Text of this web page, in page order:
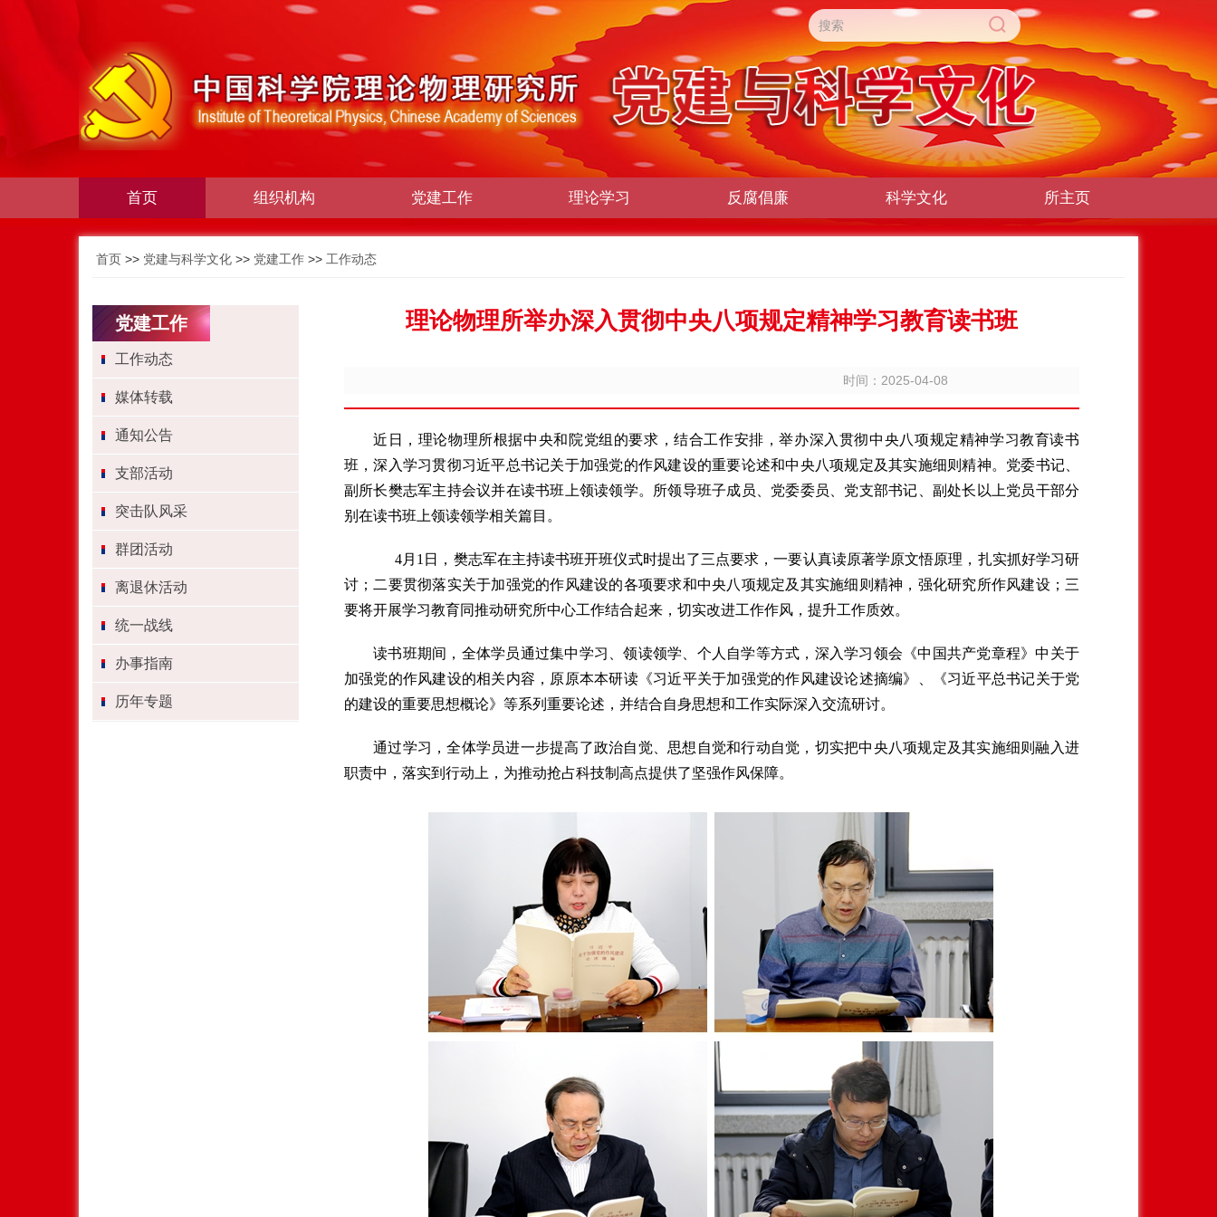
首页 组织机构 党建工作 理论学习 反腐倡廉 科学文化 所主页
首页 >> 党建与科学文化 >> 党建工作 >> 工作动态
党建工作
工作动态
媒体转载
通知公告
支部活动
突击队风采
群团活动
离退休活动
统一战线
办事指南
历年专题
理论物理所举办深入贯彻中央八项规定精神学习教育读书班
时间：2025-04-08
近日，理论物理所根据中央和院党组的要求，结合工作安排，举办深入贯彻中央八项规定精神学习教育读书
班，深入学习贯彻习近平总书记关于加强党的作风建设的重要论述和中央八项规定及其实施细则精神。党委书记、
副所长樊志军主持会议并在读书班上领读领学。所领导班子成员、党委委员、党支部书记、副处长以上党员干部分
别在读书班上领读领学相关篇目。
4月1日，樊志军在主持读书班开班仪式时提出了三点要求，一要认真读原著学原文悟原理，扎实抓好学习研
讨；二要贯彻落实关于加强党的作风建设的各项要求和中央八项规定及其实施细则精神，强化研究所作风建设；三
要将开展学习教育同推动研究所中心工作结合起来，切实改进工作作风，提升工作质效。
读书班期间，全体学员通过集中学习、领读领学、个人自学等方式，深入学习领会《中国共产党章程》中关于
加强党的作风建设的相关内容，原原本本研读《习近平关于加强党的作风建设论述摘编》、《习近平总书记关于党
的建设的重要思想概论》等系列重要论述，并结合自身思想和工作实际深入交流研讨。
通过学习，全体学员进一步提高了政治自觉、思想自觉和行动自觉，切实把中央八项规定及其实施细则融入进
职责中，落实到行动上，为推动抢占科技制高点提供了坚强作风保障。